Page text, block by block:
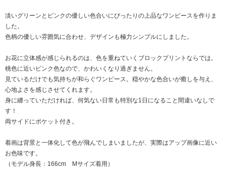
淡いグリーンとピンクの優しい色合いにぴったりの上品なワンピースを作りま
した。
色柄の優しい雰囲気に合わせ、デザインも極力シンプルにしました。
お花に立体感が感じられるのは、色を重ねていくブロックプリントならでは。
桃色に近いピンク色なので、かわいくなり過ぎません。
見ているだけでも気持ちが和らぐワンピース。穏やかな色合いが癒しを与え、
心地よさを感じさせてくれます。
身に纏っていただければ、何気ない日常も特別な1日になること間違いなしで
す！
両サイドにポケット付き。
着画は背景と一体化して色が飛んでしまいましたが、実際はアップ画像に近い
お色味です。
（モデル身長：166cm Mサイズ着用）